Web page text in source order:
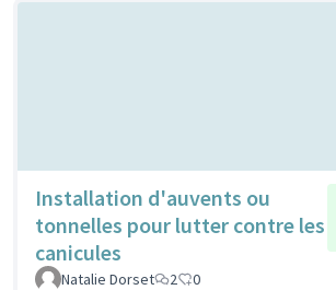
Installation d'auvents ou
tonnelles pour lutter contre les
canicules
Natalie Dorset 2 0